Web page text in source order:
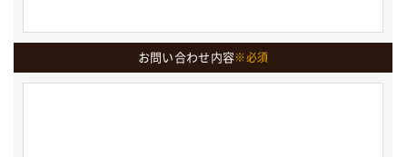
お問い合わせ内容※必須